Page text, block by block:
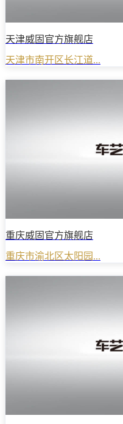
天津威固官方旗舰店
天津市南开区长江道...
重庆威固官方旗舰店
重庆市渝北区太阳园...